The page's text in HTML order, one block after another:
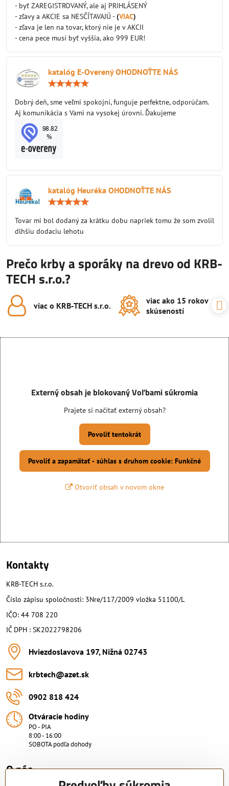
- byť ZAREGISTROVANÝ, ale aj PRIHLÁSENÝ
- zľavy a AKCIE sa NESČÍTAVAJÚ -(VIAC)
- zľava je len na tovar, ktorý nie je v AKCII
- cena pece musí byť vyššia, ako 999 EUR!
katalóg E-Overený OHODNOŤTE NÁS
5
Dobrý deň, sme veľmi spokojní, funguje perfektne, odporúčam.
Aj komunikácia s Vami na vysokej úrovni. Ďakujeme
katalóg Heuréka OHODNOŤTE NÁS
5
Tovar mi bol dodaný za krátku dobu napriek tomu že som zvolil
dlhšiu dodaciu lehotu
Prečo krby a sporáky na drevo od KRB-
TECH s.r.o.?
viac o KRB-TECH s​.r​.o​.
viac ako 15 rokov
skúseností
Externý obsah je blokovaný Voľbami súkromia
Prajete si načítať externý obsah?
Povoliť tentokrát
Povoliť a zapamätať - súhlas s druhom cookie: Funkčné
Otvoriť obsah v novom okne
Kontakty
KRB-TECH s.r.o.
Číslo zápisu spoločnosti: 3Nre/117/2009 vložka 51100/L
IČO: 44 708 220
IČ DPH : SK2022798206
Hviezdoslavova 197, Nižná 02743
krbtech​@azet​.sk
0902 818 424
Otváracie hodiny
PO - PIA
8:00 - 16:00
SOBOTA podľa dohody
O nás.